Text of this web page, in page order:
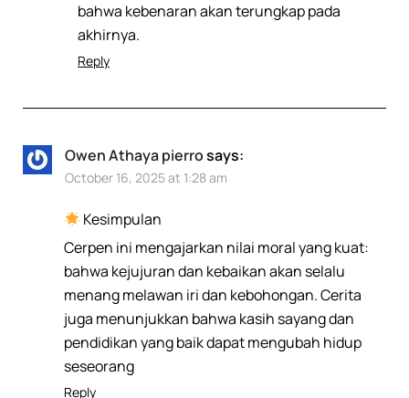
bahwa kebenaran akan terungkap pada
akhirnya.
Reply
Owen Athaya pierrosays:
October 16, 2025 at 1:28 am
Kesimpulan
Cerpen ini mengajarkan nilai moral yang kuat:
bahwa kejujuran dan kebaikan akan selalu
menang melawan iri dan kebohongan. Cerita
juga menunjukkan bahwa kasih sayang dan
pendidikan yang baik dapat mengubah hidup
seseorang
Reply